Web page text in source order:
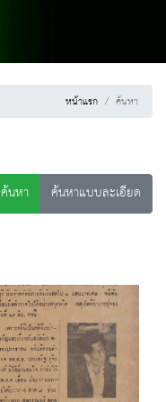
หน้าแรก ค้นหา
ค้นหา
ค้นหาแบบละเอียด